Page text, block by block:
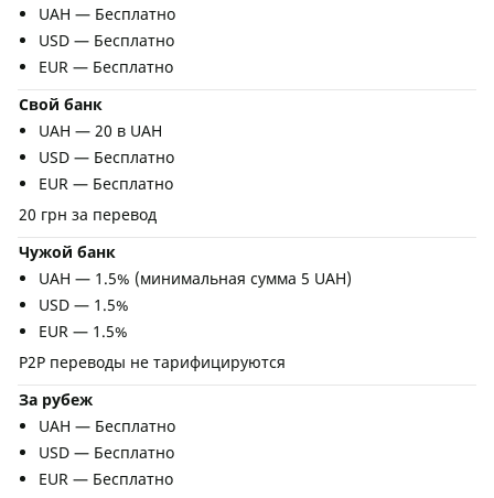
UAH — Бесплатно
USD — Бесплатно
EUR — Бесплатно
Свой банк
UAH — 20 в UAH
USD — Бесплатно
EUR — Бесплатно
20 грн за перевод
Чужой банк
UAH — 1.5% (минимальная сумма 5 UAH)
USD — 1.5%
EUR — 1.5%
Р2Р переводы не тарифицируются
За рубеж
UAH — Бесплатно
USD — Бесплатно
EUR — Бесплатно